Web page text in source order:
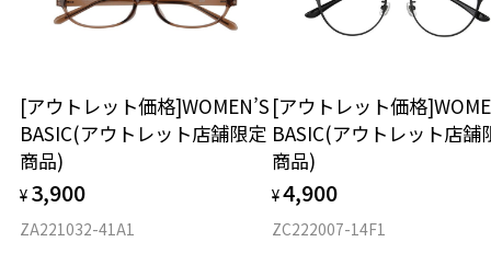
仕上がり寸法
D 仕上がりの横幅：約136mm
E 仕上がりの縦幅：約42mm
※保証期間内に交換が行われた場合、保証期間は初期の期間から
安心2 視力測定無料
視力の変化を早めに発見するために、定期的な視
力測定をおすすめいたします。
安心3 かかり具合調整無料
オンラインストアでフレームのみ購入して、
実店舗で度付きにできます
ご購入時に「レンズ交換券」をお選びいただくと、実店舗で
度数を測定のうえ、度付きレンズ（標準セットレンズ）へ無
料交換いただけます。
[アウトレット価格]WOMEN’S
BASIC(アウトレット店舗限定
商品)
¥ 3,900
ZA221032-41A1
[アウトレット価格
BASIC(アウトレット店舗
商品)
¥4,900
ZC222007-14F1